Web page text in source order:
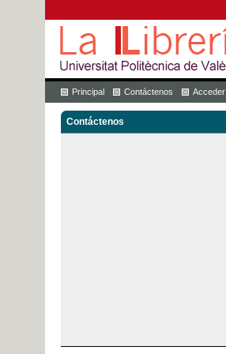
Principal Contáctenos Acceder
Contáctenos